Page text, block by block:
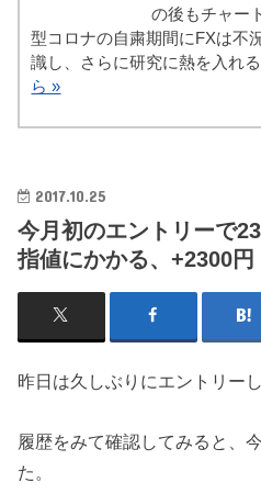
の後もチャー
型コロナの自粛期間にFXは不
識し、さらに研究に熱を入れ
ら »
2017.10.25
今月初のエントリーで
指値にかかる、+2300円
昨日は久しぶりにエントリーし
履歴をみて確認してみると、
た。